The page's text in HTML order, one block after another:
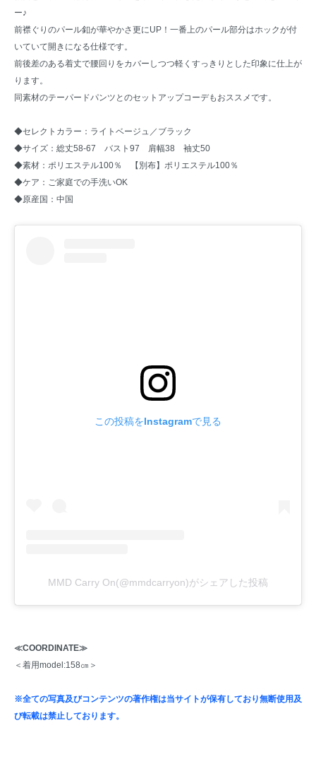
ー♪
前襟ぐりのパール釦が華やかさ更にUP！一番上のパール部分はホックが付
いていて開きになる仕様です。
前後差のある着丈で腰回りをカバーしつつ軽くすっきりとした印象に仕上が
ります。
同素材のテーパードパンツとのセットアップコーデもおススメです。
◆セレクトカラー：ライトベージュ／ブラック
◆サイズ：総丈58-67 バスト97 肩幅38 袖丈50
◆素材：ポリエステル100％ 【別布】ポリエステル100％
◆ケア：ご家庭での手洗いOK
◆原産国：中国
この投稿をInstagramで見る
MMD Carry On(@mmdcarryon)がシェアした投稿
≪COORDINATE≫
＜着用model:158㎝＞
※全ての写真及びコンテンツの著作権は当サイトが保有しており無断使用及
び転載は禁止しております。